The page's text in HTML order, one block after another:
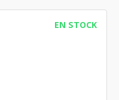
EN STOCK